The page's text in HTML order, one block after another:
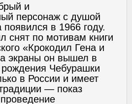
и
персонаж с душой
появился в 1966 году.
снят по мотивам книги
«Крокодил Гена и
экраны он вышел в
Чебурашки
в России и имеет
— показ